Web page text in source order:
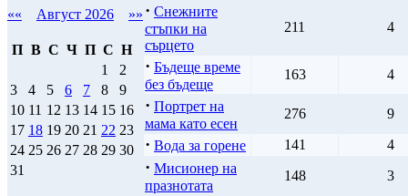
«« Август 2026 »»
П В С Ч П С Н
1
2
3
4 5 6 7 8
9
10 11 12 13 14 15 16
17 18 19 20 21 22 23
24 25 26 27 28 29 30
31
· Снежните
стъпки на
сърцето
211 4
· Бъдеще време
без бъдеще
163 4
· Портрет на
мама като есен
276 9
· Вода за горене 141 4
· Мисионер на
празнотата
148 3